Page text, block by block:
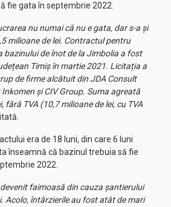
fie gata în septembrie 2022.
nu numai că nu e gata, dar s-a și
milioane de lei. Contractul pentru
bazinului de înot de la Jimbolia a fost
Timiș în martie 2021. Licitația a
de firme alcătuit din JDA Consult
și CIV Group. Suma agreată
fără TVA (10,7 milioane de lei, cu TVA
era de 18 luni, din care 6 luni
înseamnă că bazinul trebuia să fie
2022.
faimoasă din cauza șantierului
Acolo, întârzierile au fost atât de mari